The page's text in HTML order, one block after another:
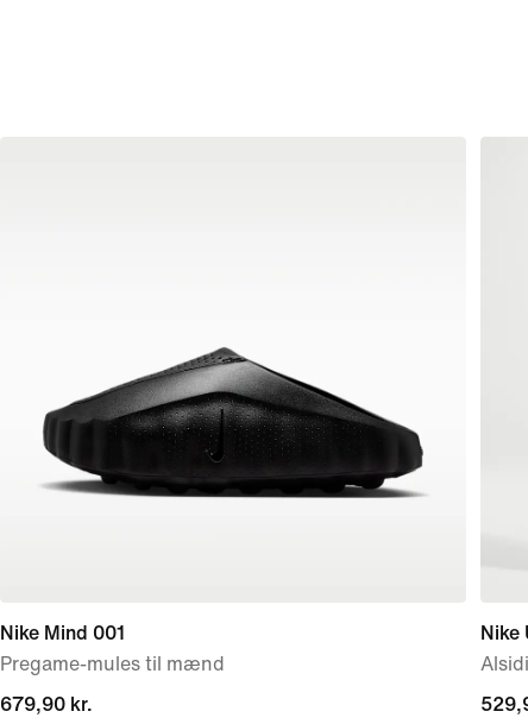
Nike Mind 001
Pregame-mules til mænd
679,90 kr.
679,90 kr.
Nike